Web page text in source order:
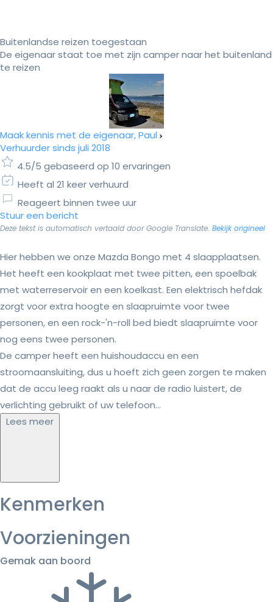
Buitenlandse reizen toegestaan
De eigenaar staat toe met zijn camper naar het buitenland
te reizen
Maak kennis met de eigenaar, Paul
Verhuurder sinds juli 2018
4.5/5 gebaseerd op 10 ervaringen
Heeft al 21 keer verhuurd
Reageert binnen twee uur
Stuur een bericht
Deze tekst is automatisch vertaald door Google Translate. Bekijk origineel
Hier hebben we onze Mazda Bongo met 4 slaapplaatsen.
Het heeft een kookplaat met twee pitten, een spoelbak
met waterreservoir en een koelkast. Een elektrisch hefdak
zorgt voor extra hoogte en slaapruimte voor twee
personen, en een rock-'n-roll bed biedt slaapruimte voor
nog eens twee personen.
De camper heeft een huishoudaccu en een
stroomaansluiting, dus u hoeft zich geen zorgen te maken
dat de accu leeg raakt als u naar de radio luistert, de
verlichting gebruikt of uw telefoon...
Lees meer
Kenmerken
Voorzieningen
Gemak aan boord